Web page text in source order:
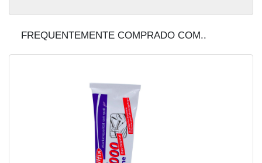
FREQUENTEMENTE COMPRADO COM..